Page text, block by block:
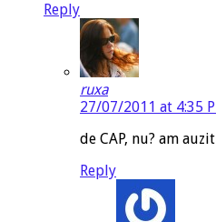
Reply
ruxa
27/07/2011 at 4:35
de CAP, nu? am
Reply